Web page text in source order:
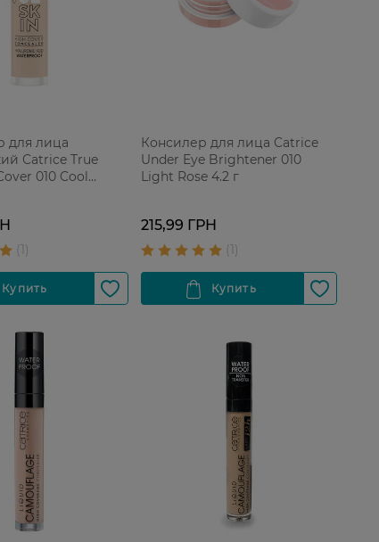
для лица
Catrice True
010 Cool
Консилер для лица Catrice
Under Eye Brightener 010
Light Rose 4.2 г
215,99 ГРН